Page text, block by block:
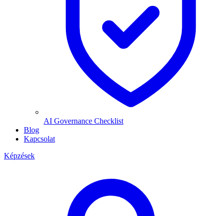
AI Governance Checklist
Blog
Kapcsolat
Képzések